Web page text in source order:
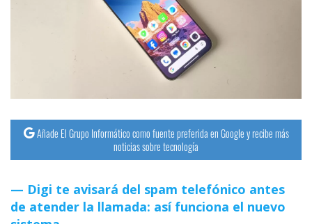
Añade El Grupo Informático como fuente preferida en Google y recibe más
noticias sobre tecnología
Digi te avisará del spam telefónico antes
de atender la llamada: así funciona el nuevo